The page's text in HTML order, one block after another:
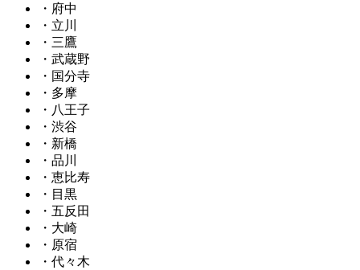
・府中
・立川
・三鷹
・武蔵野
・国分寺
・多摩
・八王子
・渋谷
・新橋
・品川
・恵比寿
・目黒
・五反田
・大崎
・原宿
・代々木